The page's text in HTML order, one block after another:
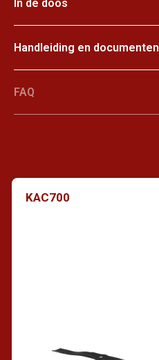
In de doos
Handleiding en documenten
FAQ
KAC700